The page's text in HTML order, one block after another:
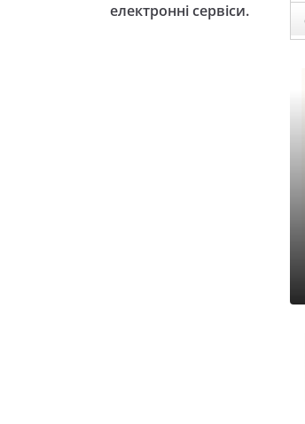
електронні сервіси.
Фахівці із
демобілізованих
Городнянській